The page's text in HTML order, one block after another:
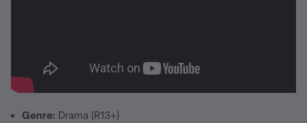
Genre: Drama (R13+)